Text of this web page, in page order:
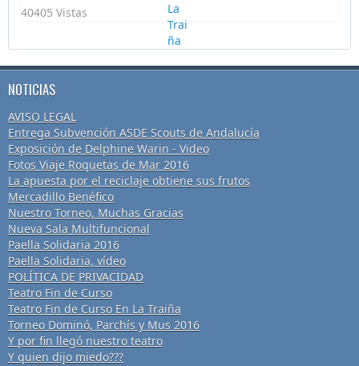
40405 Vistas
NOTICIAS
AVISO LEGAL
Entrega Subvención ASDE Scouts de Andalucía
Exposición de Delphine Warin - Video
Fotos Viaje Roquetas de Mar 2016
La apuesta por el reciclaje obtiene sus frutos
Mercadillo Benéfico
Nuestro Torneo, Muchas Gracias
Nueva Sala Multifuncional
Paella Solidaria 2016
Paella Solidaria, vídeo
POLÍTICA DE PRIVACIDAD
Teatro Fin de Curso
Teatro Fin de Curso En La Traiña
Torneo Dominó, Parchís y Mus 2016
Y por fin llegó nuestro teatro
Y quien dijo miedo???